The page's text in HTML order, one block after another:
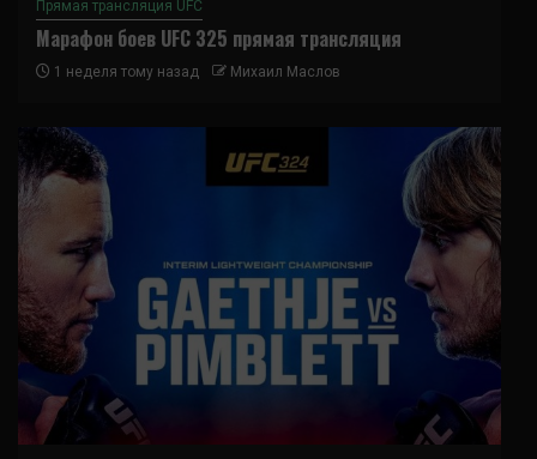
Прямая трансляция UFC
Марафон боев UFC 325 прямая трансляция
1 неделя тому назад Михаил Маслов